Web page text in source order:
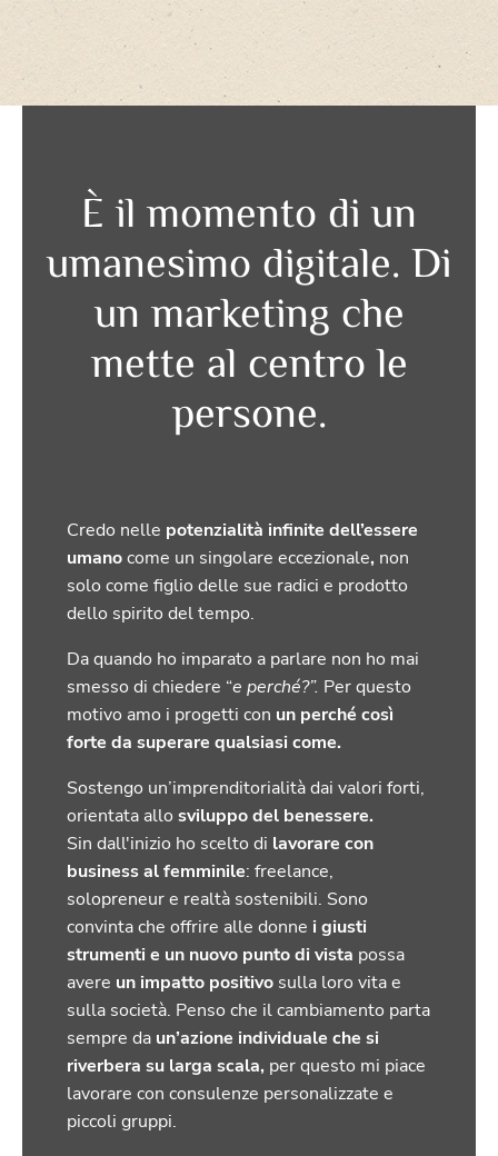
È il momento di un
umanesimo digitale. Di
un marketing che
mette al centro le
persone.
Credo nelle potenzialità infinite dell’essere
umanocome un singolare eccezionale, non
solo come figlio delle sue radici e prodotto
dello spirito del tempo.
Da quando ho imparato a parlare non ho mai
smesso di chiedere “e perché?”. Per questo
motivo amo i progetti con un perché così
forte da superare qualsiasi come.
Sostengo un’imprenditorialità dai valori forti,
orientata allo sviluppo del benessere.
Sin dall'inizio ho scelto di lavorare con
business al femminile: freelance,
solopreneur e realtà sostenibili. Sono
convinta che offrire alle donne i giusti
strumenti e un nuovo punto di vista possa
avere un impatto positivo sulla loro vita e
sulla società. Penso che il cambiamento parta
sempre da un’azione individuale che si
riverbera su larga scala, per questo mi piace
lavorare con consulenze personalizzate e
piccoli gruppi.